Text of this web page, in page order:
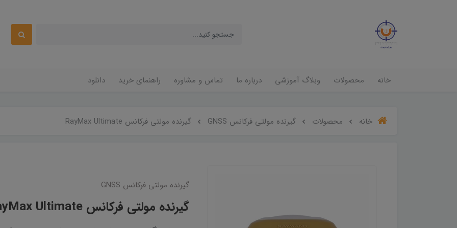
خانه محصولات وبلاگ آموزشی درباره ما تماس و مشاوره راهنمای خرید دانلود
خانه محصولات گیرنده مولتی فرکانس GNSS گیرنده مولتی فرکانس RayMax Ultimate
گیرنده مولتی فرکانس GNSS
گیرنده مولتی فرکانس RayMax Ultimate